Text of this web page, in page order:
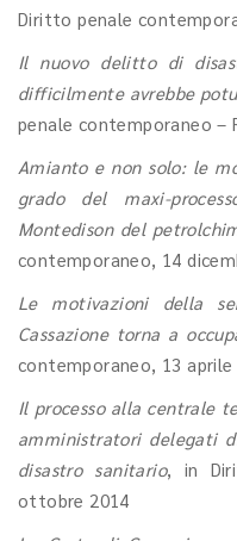
Diritto penale
Il nuovo delitto di
difficilmente avrebbe
penale contemporaneo –
Amianto e non solo: le
grado del maxi-
Montedison del
contemporaneo, 14
Le motivazioni della
Cassazione torna a
contemporaneo, 13 aprile
Il processo alla centrale
amministratori delegati
disastro sanitario, in
ottobre 2014